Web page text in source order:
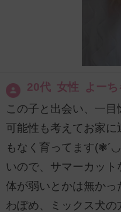
20代 女性 よーち
この子と出会い、一
可能性も考えてお家
もなく育ってます
いので、サマーカッ
体が弱いとかは無か
わぽめ、ミックス犬